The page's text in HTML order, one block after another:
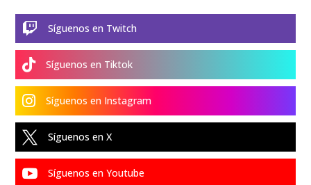
 Síguenos en Twitch
 Síguenos en Tiktok
 Síguenos en Instagram
 Síguenos en X
 Síguenos en Youtube